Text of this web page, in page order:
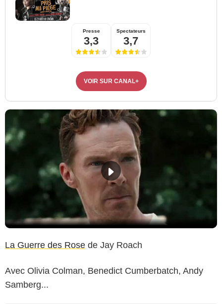
Presse
3,3
Spectateurs
3,7
VOIR SUR CANAL+
La Guerre des Rose de Jay Roach
Avec Olivia Colman, Benedict Cumberbatch, Andy
Samberg...